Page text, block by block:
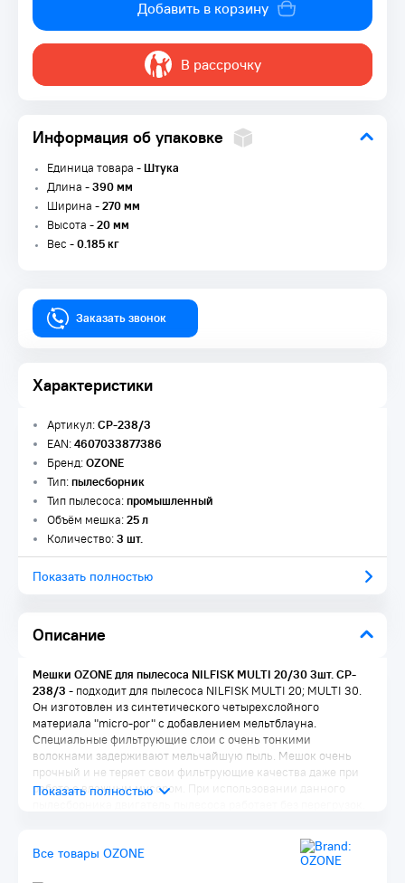
Добавить в корзину
В рассрочку
Информация об упаковке
Единица товара -Штука
Длина -390 мм
Ширина -270 мм
Высота -20 мм
Вес -0.185 кг
Заказать звонок
Характеристики
Описание
Артикул:CP-238/3
EAN:4607033877386
Бренд:OZONE
Тип:пылесборник
Тип пылесоса:промышленный
Объём мешка:25 л
Количество:3 шт.
Показать полностью
Мешки OZONE для пылесоса NILFISK MULTI 20/30 3шт. CP-
238/3 - подходит для пылесоса NILFISK MULTI 20; MULTI 30.
Он изготовлен из синтетического четырехслойного
материала "micro-por" с добавлением мельтблауна.
Специальные фильтрующие слои с очень тонкими
волокнами задерживают мельчайшую пыль. Мешок очень
прочный и не теряет свои фильтрующие качества даже при
работе с влажным мусором. При использовании данного
Благодаря армированному слою мешки имеют
Все товары OZONE